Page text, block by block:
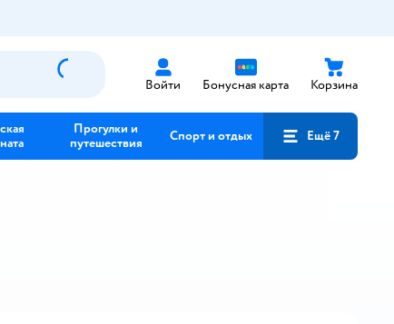
Войти Бонусная карта Корзина
Прогулки и
путешествия
Спорт и отдых Ещё 7